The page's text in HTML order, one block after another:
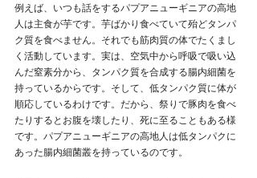
例えば、いつも話をするパプアニューギニアの高地
人は主食が芋です。芋ばかり食べていて殆どタンパ
ク質を食べません。それでも筋肉質の体でたくまし
く活動しています。実は、空気中から呼吸で吸い込
んだ窒素分から、タンパク質を合成する腸内細菌を
持っているからです。そして、低タンパク質に体が
順応しているわけです。だから、祭りで豚肉を食べ
たりするとお腹を壊したり、死に至ることもある様
です。パプアニューギニアの高地人は低タンパクに
あった腸内細菌叢を持っているのです。